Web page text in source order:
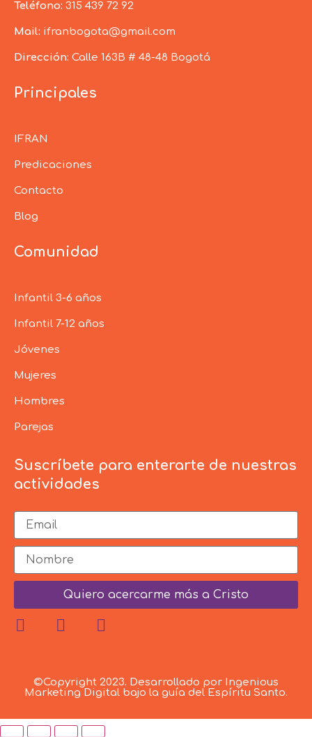
Teléfono: 315 439 72 92
Mail: ifranbogota@gmail.com
Dirección: Calle 163B # 48-48 Bogotá
Principales
IFRAN
Predicaciones
Contacto
Blog
Comunidad
Infantil 3-6 años
Infantil 7-12 años
Jóvenes
Mujeres
Hombres
Parejas
Suscríbete para enterarte de nuestras
actividades
Quiero acercarme más a Cristo
©Copyright 2023. Desarrollado por Ingenious
Marketing Digital bajo la guía del Espíritu Santo.